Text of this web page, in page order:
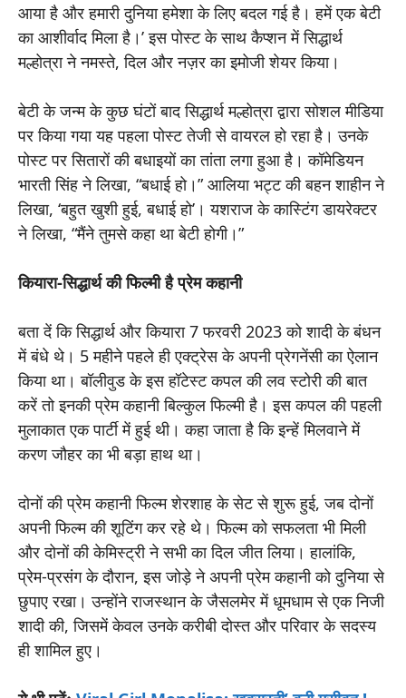
आया है और हमारी दुनिया हमेशा के लिए बदल गई है। हमें एक बेटी
का आशीर्वाद मिला है।’ इस पोस्ट के साथ कैप्शन में सिद्धार्थ
मल्होत्रा ने नमस्ते, दिल और नज़र का इमोजी शेयर किया।
बेटी के जन्म के कुछ घंटों बाद सिद्धार्थ मल्होत्रा द्वारा सोशल मीडिया
पर किया गया यह पहला पोस्ट तेजी से वायरल हो रहा है। उनके
पोस्ट पर सितारों की बधाइयों का तांता लगा हुआ है। कॉमेडियन
भारती सिंह ने लिखा, “बधाई हो।” आलिया भट्ट की बहन शाहीन ने
लिखा, ‘बहुत खुशी हुई, बधाई हो’। यशराज के कास्टिंग डायरेक्टर
ने लिखा, “मैंने तुमसे कहा था बेटी होगी।”
कियारा-सिद्धार्थ की फिल्मी है प्रेम कहानी
बता दें कि सिद्धार्थ और कियारा 7 फरवरी 2023 को शादी के बंधन
में बंधे थे। 5 महीने पहले ही एक्ट्रेस के अपनी प्रेगनेंसी का ऐलान
किया था। बॉलीवुड के इस हॉटेस्ट कपल की लव स्टोरी की बात
करें तो इनकी प्रेम कहानी बिल्कुल फिल्मी है। इस कपल की पहली
मुलाकात एक पार्टी में हुई थी। कहा जाता है कि इन्हें मिलवाने में
करण जौहर का भी बड़ा हाथ था।
दोनों की प्रेम कहानी फिल्म शेरशाह के सेट से शुरू हुई, जब दोनों
अपनी फिल्म की शूटिंग कर रहे थे। फिल्म को सफलता भी मिली
और दोनों की केमिस्ट्री ने सभी का दिल जीत लिया। हालांकि,
प्रेम-प्रसंग के दौरान, इस जोड़े ने अपनी प्रेम कहानी को दुनिया से
छुपाए रखा। उन्होंने राजस्थान के जैसलमेर में धूमधाम से एक निजी
शादी की, जिसमें केवल उनके करीबी दोस्त और परिवार के सदस्य
ही शामिल हुए।